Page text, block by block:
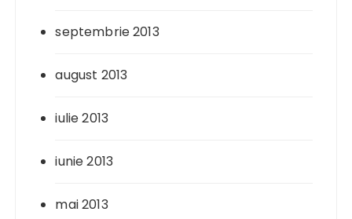
septembrie 2013
august 2013
iulie 2013
iunie 2013
mai 2013